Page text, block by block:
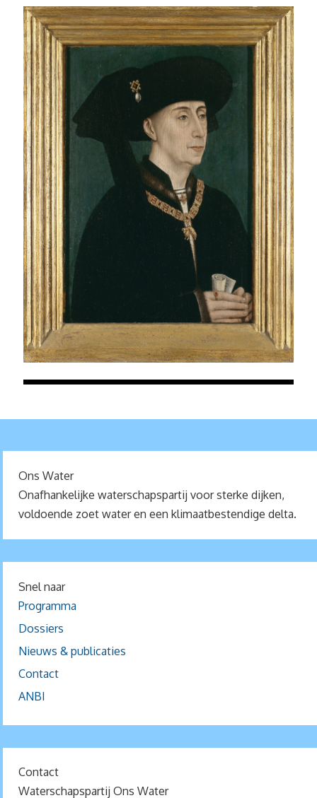
Ons Water
Onafhankelijke waterschapspartij voor sterke dijken,
voldoende zoet water en een klimaatbestendige delta.
Snel naar
Programma
Dossiers
Nieuws & publicaties
Contact
ANBI
Contact
Waterschapspartij Ons Water